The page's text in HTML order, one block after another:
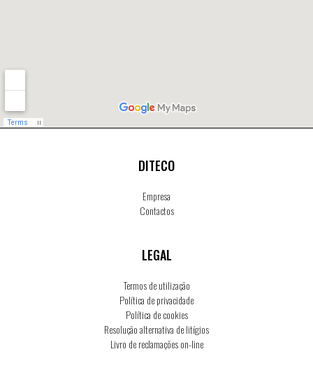
DITECO
Empresa
Contactos
LEGAL
Termos de utilização
Política de privacidade
Política de cookies
Resolução alternativa de litígios
Livro de reclamações on-line